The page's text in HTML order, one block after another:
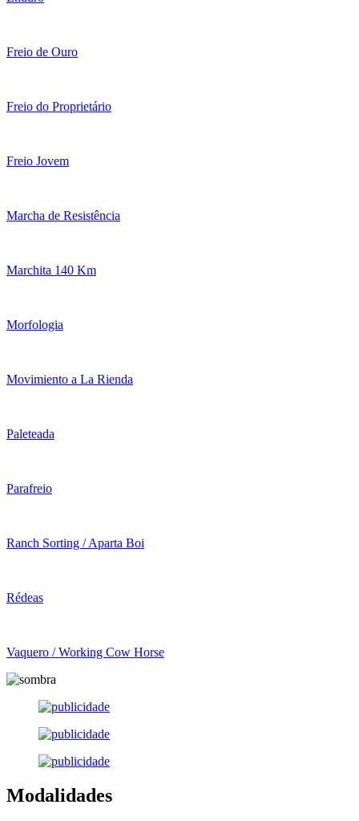
Freio de Ouro
Freio do Proprietário
Freio Jovem
Marcha de Resistência
Marchita 140 Km
Morfologia
Movimiento a La Rienda
Paleteada
Parafreio
Ranch Sorting / Aparta Boi
Rédeas
Vaquero / Working Cow Horse
Modalidades